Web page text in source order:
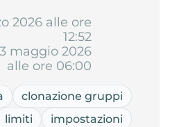
2026 alle ore
12:52
maggio 2026
alle ore 06:00
clonazione gruppi
limiti
impostazioni